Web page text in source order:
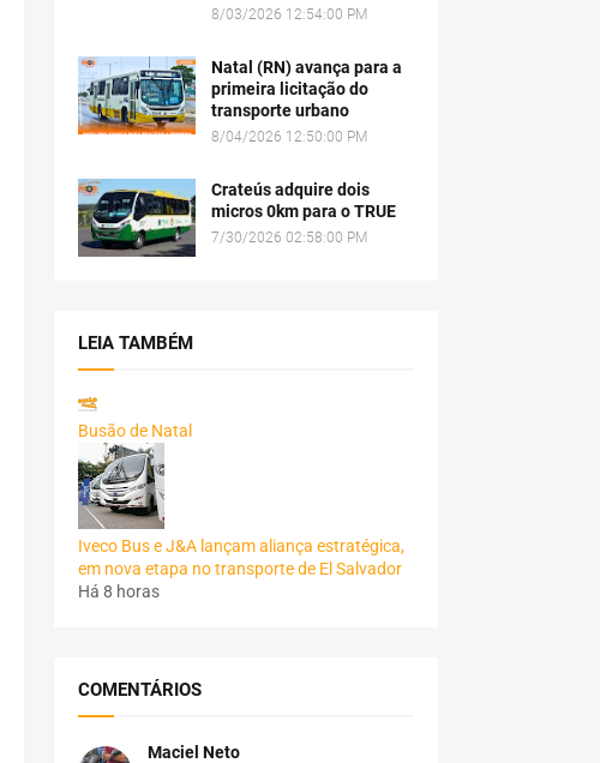
8/03/2026 12:54:00 PM
Natal (RN) avança para a
primeira licitação do
transporte urbano
8/04/2026 12:50:00 PM
Crateús adquire dois
micros 0km para o TRUE
7/30/2026 02:58:00 PM
LEIA TAMBÉM
Busão de Natal
Iveco Bus e J&A lançam aliança estratégica,
em nova etapa no transporte de El Salvador
Há 8 horas
COMENTÁRIOS
Maciel Neto